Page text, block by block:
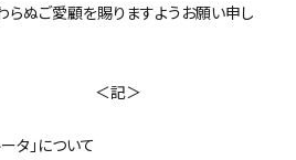
らぬご愛顧を賜りますようお願い申し
＞
タ」について